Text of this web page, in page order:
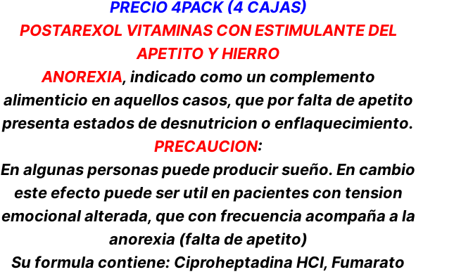
PRECIO 4PACK (4 CAJAS)
POSTAREXOL VITAMINAS CON ESTIMULANTE DEL
APETITO Y HIERRO
ANOREXIA, indicado como un complemento
alimenticio en aquellos casos, que por falta de apetito
presenta estados de desnutricion o enflaquecimiento.
PRECAUCION:
En algunas personas puede producir sueño. En cambio
este efecto puede ser util en pacientes con tension
emocional alterada, que con frecuencia acompaña a la
anorexia (falta de apetito)
Su formula contiene: Ciproheptadina HCI, Fumarato